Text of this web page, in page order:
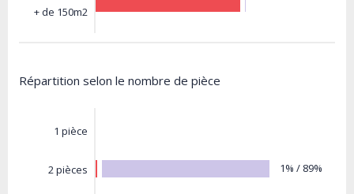
+ de 150m2
Répartition selon le nombre de pièce
1 pièce
2 pièces 1% / 89%